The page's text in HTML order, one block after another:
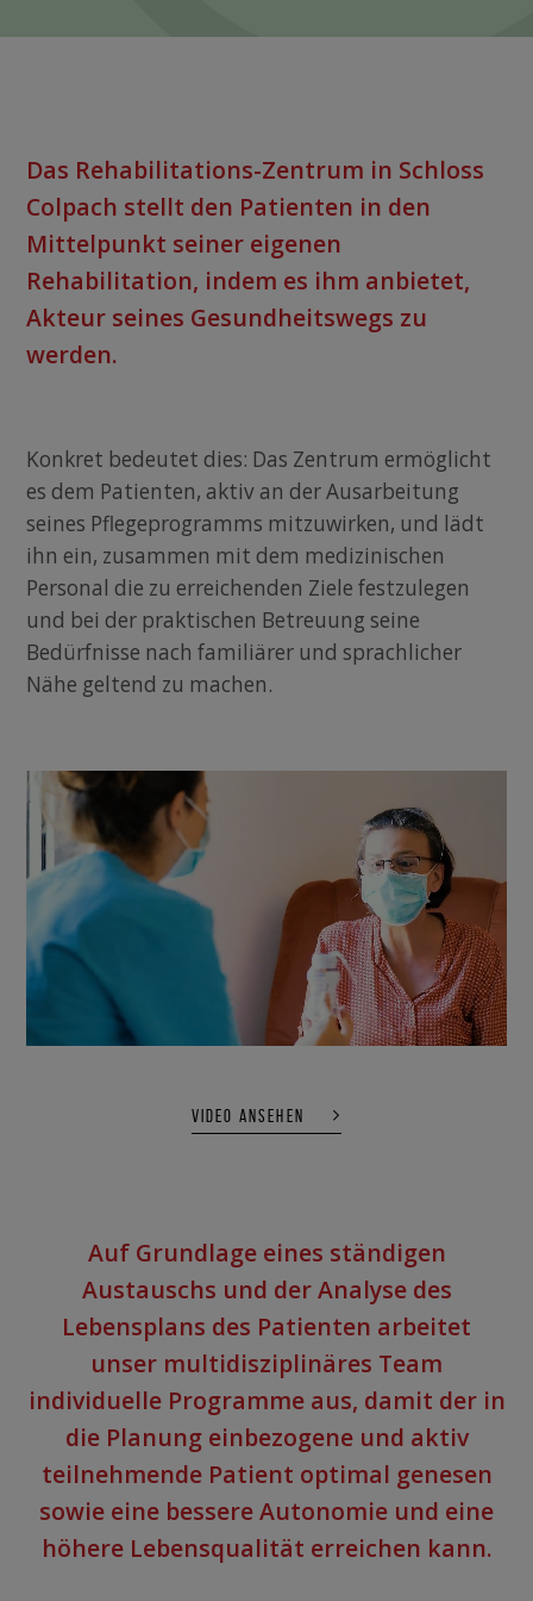
KONTAKT
Das Rehabilitations-Zentrum in Schloss
Colpach stellt den Patienten in den
Mittelpunkt seiner eigenen
Rehabilitation, indem es ihm anbietet,
Akteur seines Gesundheitswegs zu
werden.
Konkret bedeutet dies: Das Zentrum ermöglicht
es dem Patienten, aktiv an der Ausarbeitung
seines Pflegeprogramms mitzuwirken, und lädt
ihn ein, zusammen mit dem medizinischen
Personal die zu erreichenden Ziele festzulegen
und bei der praktischen Betreuung seine
Bedürfnisse nach familiärer und sprachlicher
Nähe geltend zu machen.
VIDEO ANSEHEN
Auf Grundlage eines ständigen
Austauschs und der Analyse des
Lebensplans des Patienten arbeitet
unser multidisziplinäres Team
individuelle Programme aus, damit der in
die Planung einbezogene und aktiv
teilnehmende Patient optimal genesen
sowie eine bessere Autonomie und eine
höhere Lebensqualität erreichen kann.